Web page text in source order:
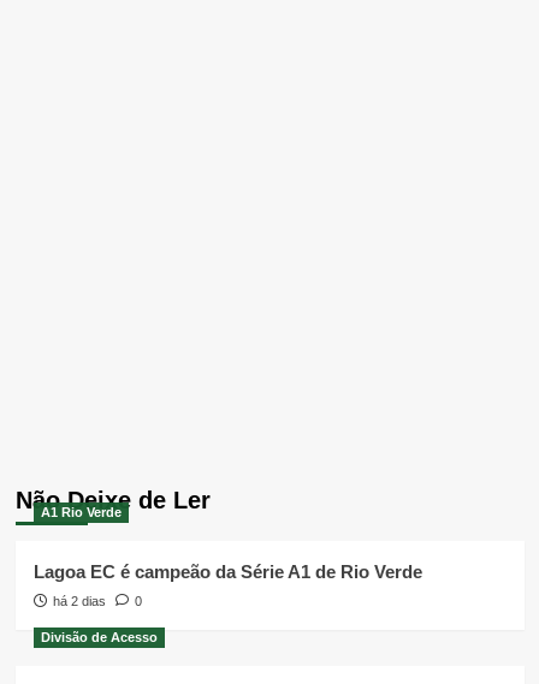
Não Deixe de Ler
A1 Rio Verde
Lagoa EC é campeão da Série A1 de Rio Verde
há 2 dias 0
Divisão de Acesso